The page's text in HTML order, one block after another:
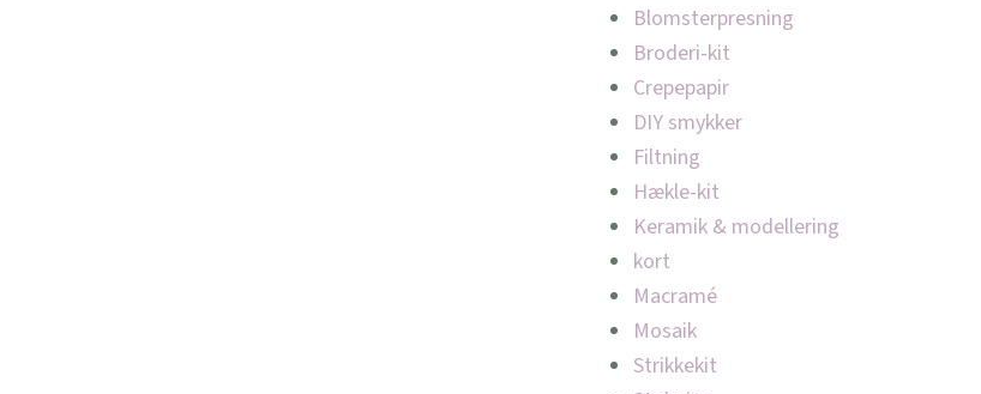
Blomsterpresning
Broderi-kit
Crepepapir
DIY smykker
Filtning
Hækle-kit
Keramik & modellering
kort
Macramé
Mosaik
Strikkekit